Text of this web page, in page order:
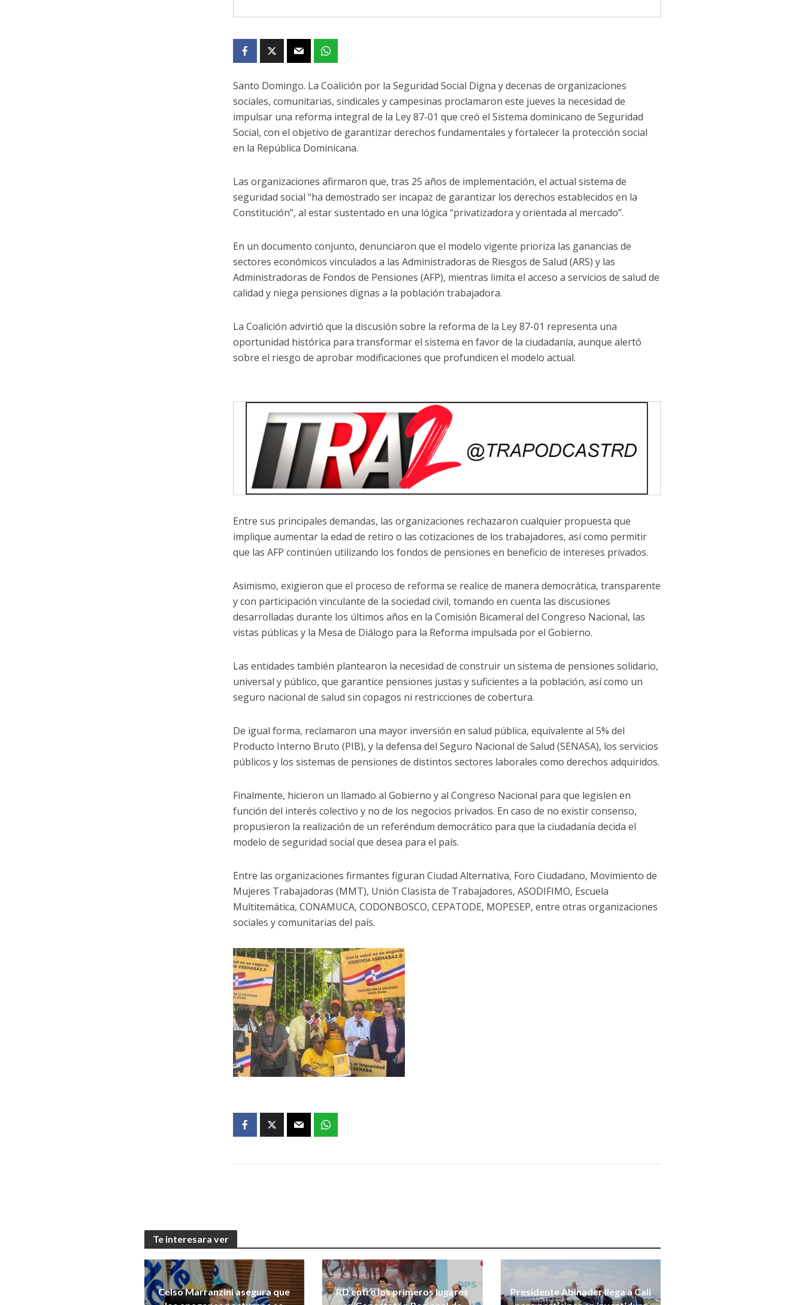
Santo Domingo. La Coalición por la Seguridad Social Digna y decenas de organizaciones
sociales, comunitarias, sindicales y campesinas proclamaron este jueves la necesidad de
impulsar una reforma integral de la Ley 87-01 que creó el Sistema dominicano de Seguridad
Social, con el objetivo de garantizar derechos fundamentales y fortalecer la protección social
en la República Dominicana.
Las organizaciones afirmaron que, tras 25 años de implementación, el actual sistema de
seguridad social “ha demostrado ser incapaz de garantizar los derechos establecidos en la
Constitución”, al estar sustentado en una lógica “privatizadora y orientada al mercado”.
En un documento conjunto, denunciaron que el modelo vigente prioriza las ganancias de
sectores económicos vinculados a las Administradoras de Riesgos de Salud (ARS) y las
Administradoras de Fondos de Pensiones (AFP), mientras limita el acceso a servicios de salud de
calidad y niega pensiones dignas a la población trabajadora.
La Coalición advirtió que la discusión sobre la reforma de la Ley 87-01 representa una
oportunidad histórica para transformar el sistema en favor de la ciudadanía, aunque alertó
sobre el riesgo de aprobar modificaciones que profundicen el modelo actual.
Entre sus principales demandas, las organizaciones rechazaron cualquier propuesta que
implique aumentar la edad de retiro o las cotizaciones de los trabajadores, así como permitir
que las AFP continúen utilizando los fondos de pensiones en beneficio de intereses privados.
Asimismo, exigieron que el proceso de reforma se realice de manera democrática, transparente
y con participación vinculante de la sociedad civil, tomando en cuenta las discusiones
desarrolladas durante los últimos años en la Comisión Bicameral del Congreso Nacional, las
vistas públicas y la Mesa de Diálogo para la Reforma impulsada por el Gobierno.
Las entidades también plantearon la necesidad de construir un sistema de pensiones solidario,
universal y público, que garantice pensiones justas y suficientes a la población, así como un
seguro nacional de salud sin copagos ni restricciones de cobertura.
De igual forma, reclamaron una mayor inversión en salud pública, equivalente al 5% del
Producto Interno Bruto (PIB), y la defensa del Seguro Nacional de Salud (SENASA), los servicios
públicos y los sistemas de pensiones de distintos sectores laborales como derechos adquiridos.
Finalmente, hicieron un llamado al Gobierno y al Congreso Nacional para que legislen en
función del interés colectivo y no de los negocios privados. En caso de no existir consenso,
propusieron la realización de un referéndum democrático para que la ciudadanía decida el
modelo de seguridad social que desea para el país.
Entre las organizaciones firmantes figuran Ciudad Alternativa, Foro Ciudadano, Movimiento de
Mujeres Trabajadoras (MMT), Unión Clasista de Trabajadores, ASODIFIMO, Escuela
Multitemática, CONAMUCA, CODONBOSCO, CEPATODE, MOPESEP, entre otras organizaciones
sociales y comunitarias del país.
Te interesara ver
Celso Marranzini asegura que
RD entre los primeros lugares
Presidente Abinader llega a Cali